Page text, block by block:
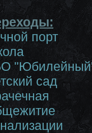
порт
сад